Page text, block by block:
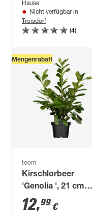
Hause
Nicht verfügbar in
Troisdorf
(4)
Mengenrabatt
toom
Kirschlorbeer
'Genolia ', 21 cm
Topf
12,99 €